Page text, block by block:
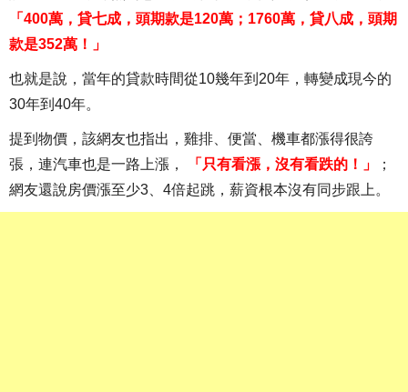
「400萬，貸七成，頭期款是120萬；1760萬，貸八成，頭期
款是352萬！」
也就是說，當年的貸款時間從10幾年到20年，轉變成現今的
30年到40年。
提到物價，該網友也指出，雞排、便當、機車都漲得很誇
張，連汽車也是一路上漲，
「只有看漲，沒有看跌的！」
；
網友還說房價漲至少3、4倍起跳，薪資根本沒有同步跟上。